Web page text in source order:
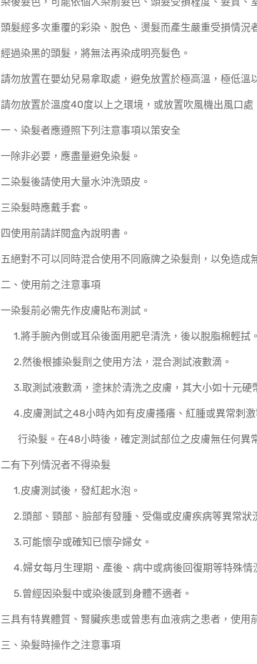
頭髮經多次重覆的彩染、脫色、燙髮而產生嚴重受損情況
經過染黑的頭髮，將無法再染成明亮髮色。
請勿放置在嬰幼兒易拿取處，避免放置於極高溫，極低溫
請勿放置於溫度40度以上之環境，或放置吹風機出風口處
一、染髮者應遵照下列注意事項以策安全
一除非必要，應盡量避免染髮。
二染髮後請使用大量水沖洗頭皮。
三染髮時應戴手套。
四使用前請詳閱盒內說明書。
五絕對不可以同時混合使用不同廠牌之染髮劑，以免造成
二、使用前之注意事項
一染髮前必需先作皮膚貼布測試。
1.將手腕內側或耳朵後面用肥皂清洗，後以脫脂棉輕拭。
2.然後根據染髮劑之使用方法，混合測試液數滴。
3.取測試液數滴，塗抹於清洗之皮膚，其大小如十元硬
4.皮膚測試之48小時內如有皮膚搔癢、紅腫或異常刺
行染髮。在48小時後，確定測試部位之皮膚無任何異
二有下列情況者不得染髮
1.皮膚測試後，發紅起水泡。
2.頭部、頸部、臉部有發腫、受傷或皮膚疾病等異常狀
3.可能懷孕或確知已懷孕婦女。
4.婦女每月生理期、產後、病中或病後回復期等特殊情
5.曾經因染髮中或染後感到身體不適者。
三具有特異體質、腎臟疾患或曾患有血液病之患者，使用
三、染髮時操作之注意事項